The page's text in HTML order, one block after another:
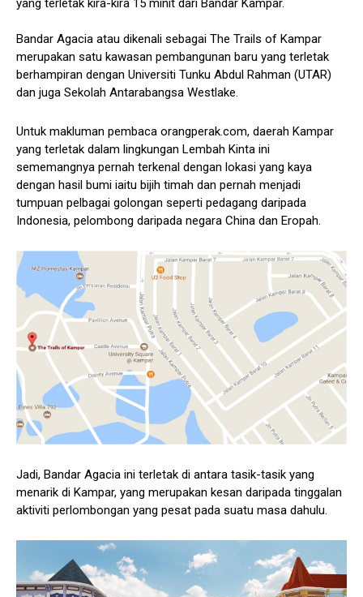
yang terletak kira-kira 15 minit dari Bandar Kampar.
Bandar Agacia atau dikenali sebagai The Trails of Kampar
merupakan satu kawasan pembangunan baru yang terletak
berhampiran dengan Universiti Tunku Abdul Rahman (UTAR)
dan juga Sekolah Antarabangsa Westlake.
Untuk makluman pembaca orangperak.com, daerah Kampar
yang terletak dalam lingkungan Lembah Kinta ini
sememangnya pernah terkenal dengan lokasi yang kaya
dengan hasil bumi iaitu bijih timah dan pernah menjadi
tumpuan pelbagai golongan seperti pedagang daripada
Indonesia, pelombong daripada negara China dan Eropah.
Jadi, Bandar Agacia ini terletak di antara tasik-tasik yang
menarik di Kampar, yang merupakan kesan daripada tinggalan
aktiviti perlombongan yang pesat pada suatu masa dahulu.